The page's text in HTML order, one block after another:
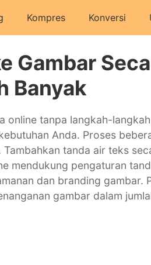
Kompres Konversi
Gambar
Banyak
online tanpa langkah-
Anda. Proses
tanda air teks
mendukung pengaturan
dan branding gambar.
gambar dalam